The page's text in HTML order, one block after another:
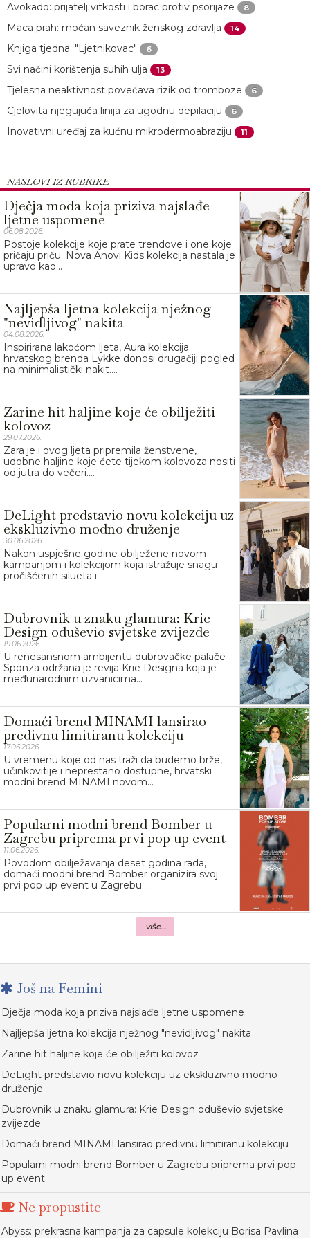
Avokado: prijatelj vitkosti i borac protiv psorijaze 8
Maca prah: moćan saveznik ženskog zdravlja 14
Knjiga tjedna: "Ljetnikovac" 6
Svi načini korištenja suhih ulja 13
Tjelesna neaktivnost povećava rizik od tromboze 6
Cjelovita njegujuća linija za ugodnu depilaciju 6
Inovativni uređaj za kućnu mikrodermoabraziju 11
NASLOVI IZ RUBRIKE
Dječja moda koja priziva najslađe
ljetne uspomene
06.08.2026.
Postoje kolekcije koje prate trendove i one koje
pričaju priču. Nova Anovi Kids kolekcija nastala je
upravo kao...
Najljepša ljetna kolekcija nježnog
"nevidljivog" nakita
04.08.2026.
Inspirirana lakoćom ljeta, Aura kolekcija
hrvatskog brenda Lykke donosi drugačiji pogled
na minimalistički nakit....
Zarine hit haljine koje će obilježiti
kolovoz
29.07.2026.
Zara je i ovog ljeta pripremila ženstvene,
udobne haljine koje ćete tijekom kolovoza nositi
od jutra do večeri....
DeLight predstavio novu kolekciju uz
ekskluzivno modno druženje
30.06.2026.
Nakon uspješne godine obilježene novom
kampanjom i kolekcijom koja istražuje snagu
pročišćenih silueta i...
Dubrovnik u znaku glamura: Krie
Design oduševio svjetske zvijezde
19.06.2026.
U renesansnom ambijentu dubrovačke palače
Sponza održana je revija Krie Designa koja je
međunarodnim uzvanicima...
Domaći brend MINAMI lansirao
predivnu limitiranu kolekciju
17.06.2026.
U vremenu koje od nas traži da budemo brže,
učinkovitije i neprestano dostupne, hrvatski
modni brend MINAMI novom...
Popularni modni brend Bomber u
Zagrebu priprema prvi pop up event
11.06.2026.
Povodom obilježavanja deset godina rada,
domaći modni brend Bomber organizira svoj
prvi pop up event u Zagrebu....
više...
Još na Femini
Dječja moda koja priziva najslađe ljetne uspomene
Najljepša ljetna kolekcija nježnog "nevidljivog" nakita
Zarine hit haljine koje će obilježiti kolovoz
DeLight predstavio novu kolekciju uz ekskluzivno modno
druženje
Dubrovnik u znaku glamura: Krie Design oduševio svjetske
zvijezde
Domaći brend MINAMI lansirao predivnu limitiranu kolekciju
Popularni modni brend Bomber u Zagrebu priprema prvi pop
up event
Ne propustite
Abyss: prekrasna kampanja za capsule kolekciju Borisa Pavlina